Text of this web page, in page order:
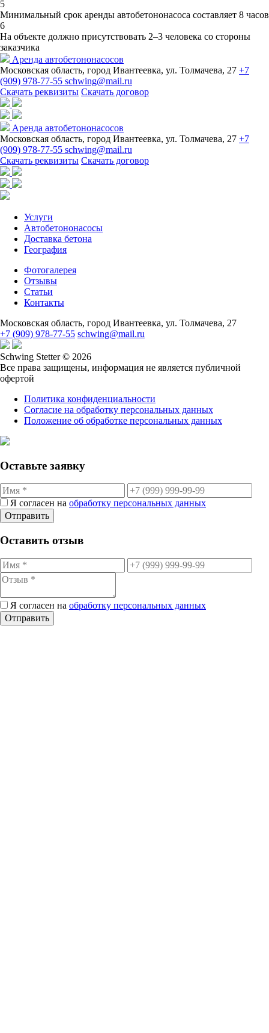
5
Минимальный срок аренды автобетононасоса составляет 8 часов
6
На объекте должно присутствовать 2–3 человека со стороны
заказчика
Аренда автобетононасосов
Московская область, город Ивантеевка, ул. Толмачева, 27 +7
(909) 978-77-55 schwing@mail.ru
Скачать реквизиты Скачать договор
Аренда автобетононасосов
Московская область, город Ивантеевка, ул. Толмачева, 27 +7
(909) 978-77-55 schwing@mail.ru
Скачать реквизиты Скачать договор
Услуги
Автобетононасосы
Доставка бетона
География
Фотогалерея
Отзывы
Статьи
Контакты
Московская область, город Ивантеевка, ул. Толмачева, 27
+7 (909) 978-77-55 schwing@mail.ru
Schwing Stetter © 2026
Все права защищены, информация не является публичной
офертой
Политика конфиденциальности
Согласие на обработку персональных данных
Положение об обработке персональных данных
Оставьте заявку
Я согласен на обработку персональных данных
Отправить
Оставить отзыв
Я согласен на обработку персональных данных
Отправить